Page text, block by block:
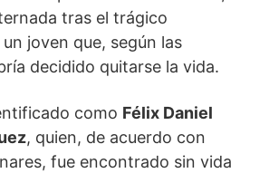
tras el trágico
joven que, según las
decidido quitarse la vida.
como Félix Daniel
, quien, de acuerdo con
fue encontrado sin vida